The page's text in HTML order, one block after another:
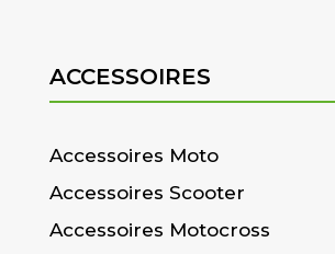
ACCESSOIRES
Accessoires Moto
Accessoires Scooter
Accessoires Motocross